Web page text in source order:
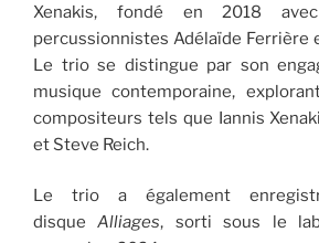
Xenakis, fondé en 2018
percussionnistes Adélaïde Ferrière
Le trio se distingue par son
musique contemporaine,
compositeurs tels que Iannis
et Steve Reich.
Le trio a également
disque Alliages, sorti sous le